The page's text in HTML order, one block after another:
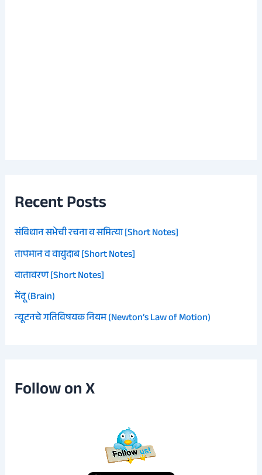
Recent Posts
संविधान सभेची रचना व समित्या [Short Notes]
तापमान व वायुदाब [Short Notes]
वातावरण [Short Notes]
मेंदू (Brain)
न्यूटनचे गतिविषयक नियम (Newton’s Law of Motion)
Follow on X